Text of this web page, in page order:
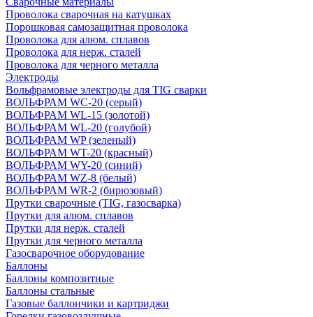
Проволока сварочная на катушках
Порошковая самозащитная проволока
Проволока для алюм. сплавов
Проволока для нерж. сталей
Проволока для черного металла
Электроды
Вольфрамовые электроды для TIG сварки
ВОЛЬФРАМ WC-20 (серый)
ВОЛЬФРАМ WL-15 (золотой)
ВОЛЬФРАМ WL-20 (голубой)
ВОЛЬФРАМ WP (зеленый)
ВОЛЬФРАМ WT-20 (красный)
ВОЛЬФРАМ WY-20 (синий)
ВОЛЬФРАМ WZ-8 (белый)
ВОЛЬФРАМ WR-2 (бирюзовый)
Прутки сварочные (TIG, газосварка)
Прутки для алюм. сплавов
Прутки для нерж. сталей
Прутки для черного металла
Газосварочное оборудование
Баллоны
Баллоны композитные
Баллоны стальные
Газовые баллончики и картриджи